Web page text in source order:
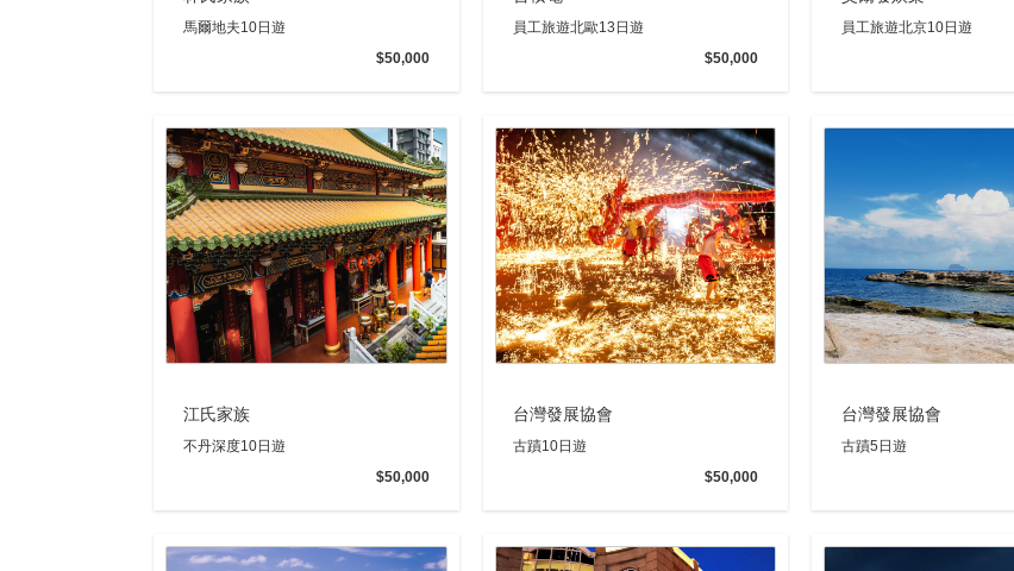
馬爾地夫10日遊
$50,000
員工旅遊北歐13日遊
$50,000
員工旅遊北京10日遊
江氏家族
不丹深度10日遊
$50,000
台灣發展協會
古蹟10日遊
$50,000
台灣發展協會
古蹟5日遊